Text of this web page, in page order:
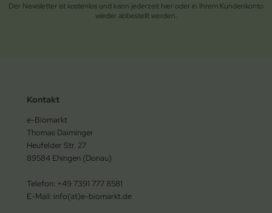
Der Newsletter ist kostenlos und kann jederzeit hier oder in Ihrem Kundenkonto
wieder abbestellt werden.
Kontakt
e-Biomarkt
Thomas Daiminger
Heufelder Str. 27
89584 Ehingen (Donau)
Telefon: +49 7391 777 8581
E-Mail: info(at)e-biomarkt.de